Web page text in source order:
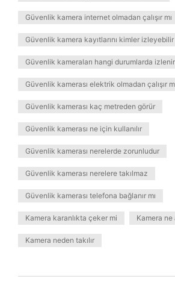
Güvenlik kamera internet olmadan çalışır mı
Güvenlik kamera kayıtlarını kimler izleyebilir
Güvenlik kameraları hangi durumlarda izlenir
Güvenlik kamerası elektrik olmadan çalışır
Güvenlik kamerası kaç metreden görür
Güvenlik kamerası ne için kullanılır
Güvenlik kamerası nerelerde zorunludur
Güvenlik kamerası nerelere takılmaz
Güvenlik kamerası telefona bağlanır mı
Kamera karanlıkta çeker mi Kamera ne
Kamera neden takılır